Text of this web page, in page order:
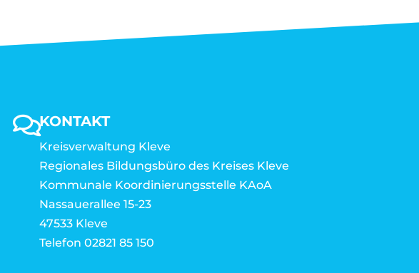
KONTAKT
Kreisverwaltung Kleve
Regionales Bildungsbüro des Kreises Kleve
Kommunale Koordinierungsstelle KAoA
Nassauerallee 15-23
47533 Kleve
Telefon 02821 85 150